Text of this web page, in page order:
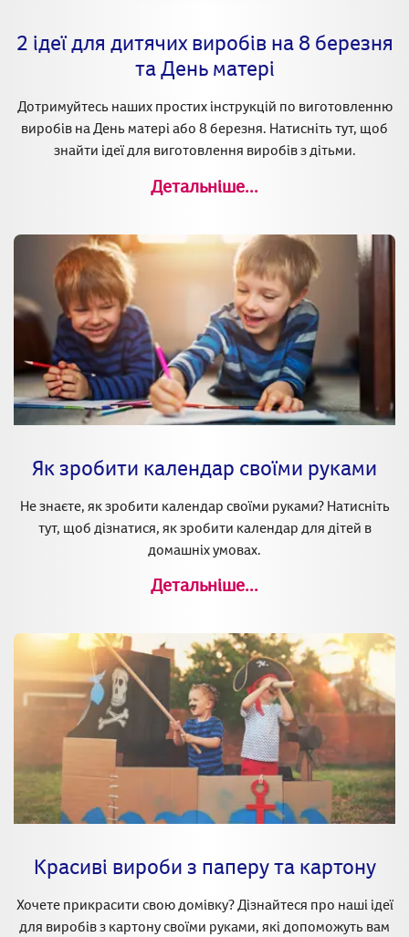
2 ідеї для дитячих виробів на 8 березня
та День матері
Дотримуйтесь наших простих інструкцій по виготовленню
виробів на День матері або 8 березня. Натисніть тут, щоб
знайти ідеї для виготовлення виробів з дітьми.
Детальніше...
Як зробити календар своїми руками
Не знаєте, як зробити календар своїми руками? Натисніть
тут, щоб дізнатися, як зробити календар для дітей в
домашніх умовах.
Детальніше...
Красиві вироби з паперу та картону
Хочете прикрасити свою домівку? Дізнайтеся про наші ідеї
для виробів з картону своїми руками, які допоможуть вам